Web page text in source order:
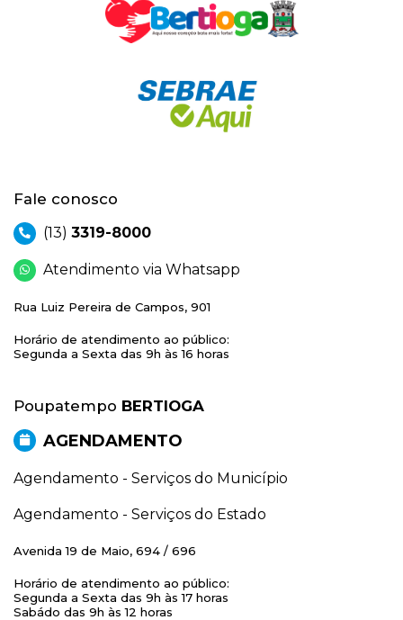
Fale conosco
(13) 3319-8000
Atendimento via Whatsapp
Rua Luiz Pereira de Campos, 901
Horário de atendimento ao público:
Segunda a Sexta das 9h às 16 horas
Poupatempo BERTIOGA
AGENDAMENTO
Agendamento - Serviços do Município
Agendamento - Serviços do Estado
Avenida 19 de Maio, 694 / 696
Horário de atendimento ao público:
Segunda a Sexta das 9h às 17 horas
Sabádo das 9h às 12 horas